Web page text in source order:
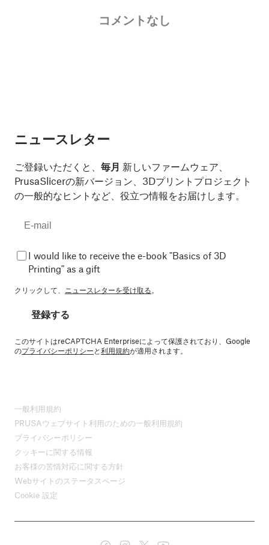
コメントなし
ニュースレター
ご登録いただくと、 毎月 新しいファームウェア、
PrusaSlicerの新バージョン、3Dプリントプロジェクト
の一般的なヒントなど、役立つ情報をお届けします。
I would like to receive the e-book "Basics of 3D
Printing" as a gift
クリックして、 ニュースレターを受け取る。
登録する
このサイトはreCAPTCHA Enterpriseによって保護されており、Google
のプライバシーポリシーと利用規約が適用されます。
一般利用規約
PRUSAウェブサイト利用のための一般利用規約
プライバシーポリシー
クッキーに関する情報
お客様の苦情対応に関する方針
Webサイトのステータスページ
Cookie 設定